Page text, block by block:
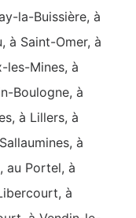
la-Buissière, à
à Saint-Omer, à
les-Mines, à
Boulogne, à
à Lillers, à
à
au Portel, à
à